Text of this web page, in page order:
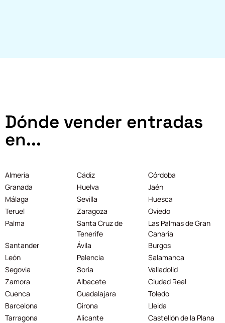
Dónde vender entradas
en...
Almería Cádiz
Córdoba
Granada
Huelva
Jaén
Málaga
Sevilla
Huesca
Teruel
Zaragoza
Oviedo
Palma
Santa Cruz de
Tenerife
Las Palmas de Gran
Canaria
Santander
Ávila
Burgos
León
Palencia
Salamanca
Segovia
Soria
Valladolid
Zamora
Albacete
Ciudad Real
Cuenca
Guadalajara
Toledo
Barcelona
Girona
Lleida
Tarragona
Alicante
Castellón de la Plana